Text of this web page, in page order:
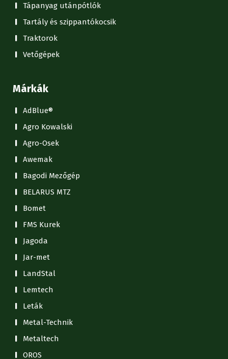
Tápanyag utánpótlók
Tartály és szippantókocsik
Traktorok
Vetőgépek
Márkák
AdBlue®
Agro Kowalski
Agro-Osek
Awemak
Bagodi Mezőgép
BELARUS MTZ
Bomet
FMS Kurek
Jagoda
Jar-met
LandStal
Lemtech
Leták
Metal-Technik
Metaltech
OROS